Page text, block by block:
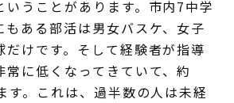
いうことがあります。市内7中学
もある部活は男女バスケ、女子
だけです。そして経験者が指導
常に低くなってきていて、約
す。これは、過半数の人は未経